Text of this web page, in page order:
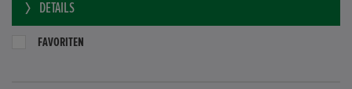
DETAILS
FAVORITEN